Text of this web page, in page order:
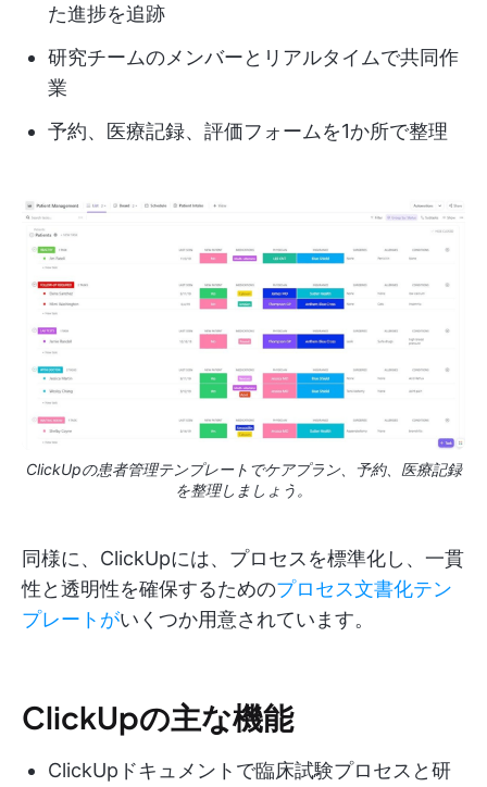
た進捗を追跡
研究チームのメンバーとリアルタイムで共同作
業
予約、医療記録、評価フォームを1か所で整理
ClickUpの患者管理テンプレートでケアプラン、予約、医療記録
を整理しましょう。
同様に、ClickUpには、プロセスを標準化し、一貫
性と透明性を確保するためのプロセス文書化テン
プレートがいくつか用意されています。
ClickUpの主な機能
ClickUpドキュメントで臨床試験プロセスと研